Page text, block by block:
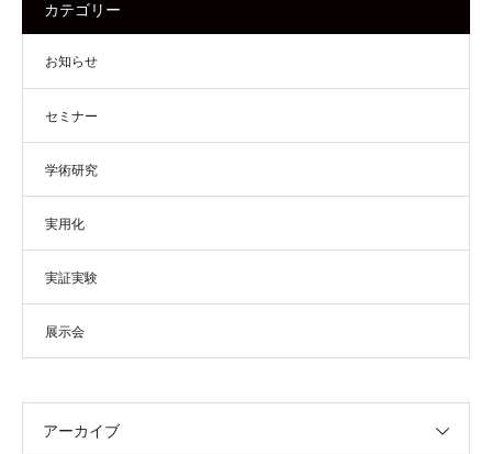
カテゴリー
お知らせ
セミナー
学術研究
実用化
実証実験
展示会
アーカイブ